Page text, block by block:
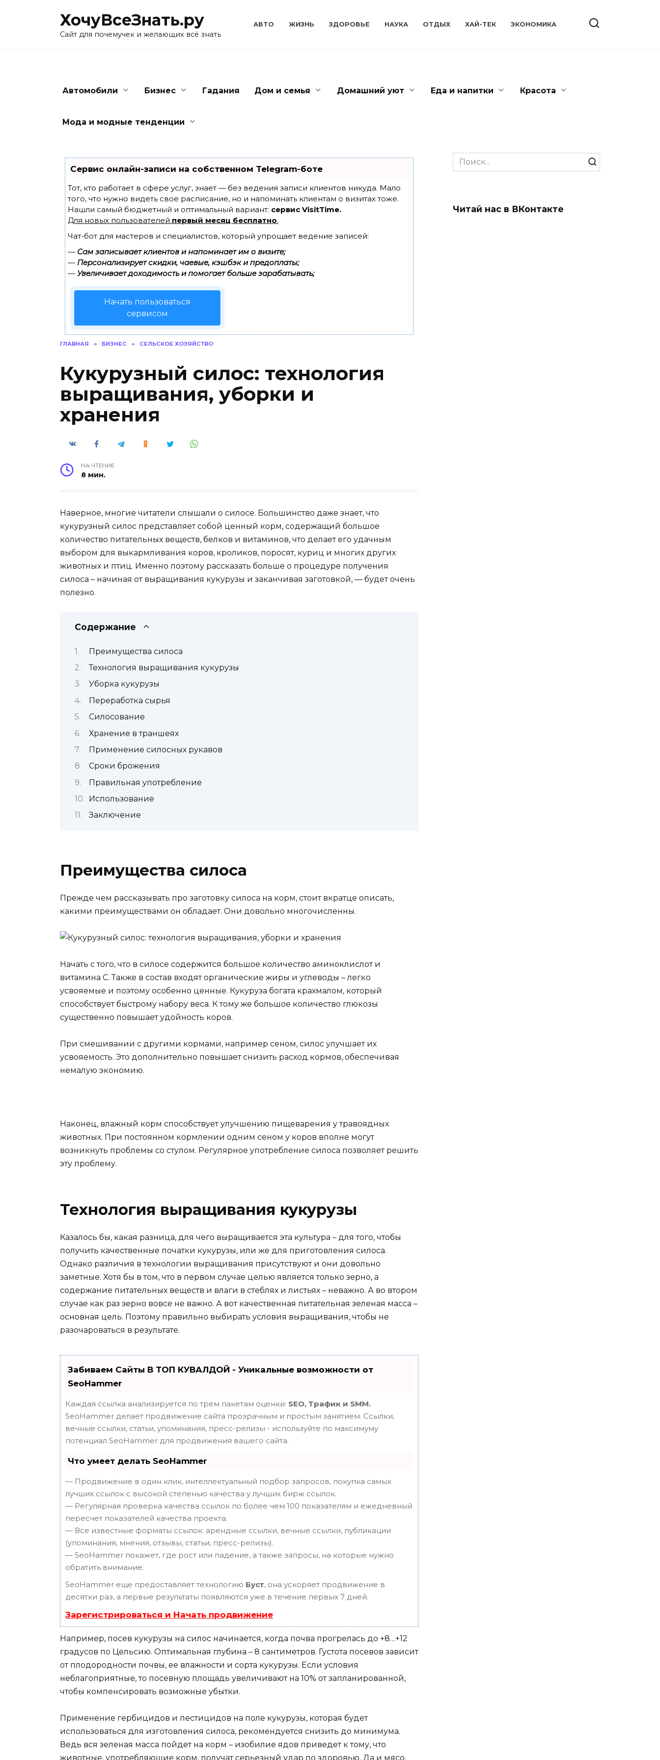
ХочуВсеЗнать.ру
Сайт для почемучек и желающих всё знать
АВТО ЖИЗНЬ ЗДОРОВЬЕ НАУКА ОТДЫХ ХАЙ-ТЕК ЭКОНОМИКА
Автомобили Бизнес Гадания Дом и семья Домашний уют Еда и напитки Красота
Мода и модные тенденции
Сервис онлайн-записи на собственном Telegram-боте
Тот, кто работает в сфере услуг, знает — без ведения записи клиентов никуда. Мало
того, что нужно видеть свое расписание, но и напоминать клиентам о визитах тоже.
Нашли самый бюджетный и оптимальный вариант: сервис VisitTime.
Для новых пользователей первый месяц бесплатно.
Чат-бот для мастеров и специалистов, который упрощает ведение записей:
— Сам записывает клиентов и напоминает им о визите;
— Персонализирует скидки, чаевые, кэшбэк и предоплаты;
— Увеличивает доходимость и помогает больше зарабатывать;
Начать пользоваться
сервисом
ГЛАВНАЯ » БИЗНЕС » СЕЛЬСКОЕ ХОЗЯЙСТВО
Кукурузный силос: технология
выращивания, уборки и
хранения
НА ЧТЕНИЕ
8 мин.
Наверное, многие читатели слышали о силосе. Большинство даже знает, что
кукурузный силос представляет собой ценный корм, содержащий большое
количество питательных веществ, белков и витаминов, что делает его удачным
выбором для выкармливания коров, кроликов, поросят, куриц и многих других
животных и птиц. Именно поэтому рассказать больше о процедуре получения
силоса – начиная от выращивания кукурузы и заканчивая заготовкой, — будет очень
полезно.
Содержание
Преимущества силоса
Технология выращивания кукурузы
Уборка кукурузы
Переработка сырья
Силосование
Хранение в траншеях
Применение силосных рукавов
Сроки брожения
Правильная употребление
Использование
Заключение
Преимущества силоса
Прежде чем рассказывать про заготовку силоса на корм, стоит вкратце описать,
какими преимуществами он обладает. Они довольно многочисленны.
Начать с того, что в силосе содержится большое количество аминоклислот и
витамина С. Также в состав входят органические жиры и углеводы – легко
усвояемые и поэтому особенно ценные. Кукуруза богата крахмалом, который
способствует быстрому набору веса. К тому же большое количество глюкозы
существенно повышает удойность коров.
При смешивании с другими кормами, например сеном, силос улучшает их
усвояемость. Это дополнительно повышает снизить расход кормов, обеспечивая
немалую экономию.
Наконец, влажный корм способствует улучшению пищеварения у травоядных
животных. При постоянном кормлении одним сеном у коров вполне могут
возникнуть проблемы со стулом. Регулярное употребление силоса позволяет решить
эту проблему.
Технология выращивания кукурузы
Казалось бы, какая разница, для чего выращивается эта культура – для того, чтобы
получить качественные початки кукурузы, или же для приготовления силоса.
Однако различия в технологии выращивания присутствуют и они довольно
заметные. Хотя бы в том, что в первом случае целью является только зерно, а
содержание питательных веществ и влаги в стеблях и листьях – неважно. А во втором
случае как раз зерно вовсе не важно. А вот качественная питательная зеленая масса –
основная цель. Поэтому правильно выбирать условия выращивания, чтобы не
разочароваться в результате.
Забиваем Сайты В ТОП КУВАЛДОЙ - Уникальные возможности от
SeoHammer
Каждая ссылка анализируется по трем пакетам оценки: SEO, Трафик и SMM.
SeoHammer делает продвижение сайта прозрачным и простым занятием. Ссылки,
вечные ссылки, статьи, упоминания, пресс-релизы - используйте по максимуму
потенциал SeoHammer для продвижения вашего сайта.
Что умеет делать SeoHammer
— Продвижение в один клик, интеллектуальный подбор запросов, покупка самых
лучших ссылок с высокой степенью качества у лучших бирж ссылок.
— Регулярная проверка качества ссылок по более чем 100 показателям и ежедневный
пересчет показателей качества проекта.
— Все известные форматы ссылок: арендные ссылки, вечные ссылки, публикации
(упоминания, мнения, отзывы, статьи, пресс-релизы).
— SeoHammer покажет, где рост или падение, а также запросы, на которые нужно
обратить внимание.
SeoHammer еще предоставляет технологию Буст, она ускоряет продвижение в
десятки раз, а первые результаты появляются уже в течение первых 7 дней.
Зарегистрироваться и Начать продвижение
Например, посев кукурузы на силос начинается, когда почва прогрелась до +8…+12
градусов по Цельсию. Оптимальная глубина – 8 сантиметров. Густота посевов зависит
от плодородности почвы, ее влажности и сорта кукурузы. Если условия
неблагоприятные, то посевную площадь увеличивают на 10% от запланированной,
чтобы компенсировать возможные убытки.
Применение гербицидов и пестицидов на поле кукурузы, которая будет
использоваться для изготовления силоса, рекомендуется снизить до минимума.
Ведь вся зеленая масса пойдет на корм – изобилие ядов приведет к тому, что
животные, употребляющие корм, получат серьезный удар по здоровью. Да и мясо,
Search
for:
Читай нас в ВКонтакте